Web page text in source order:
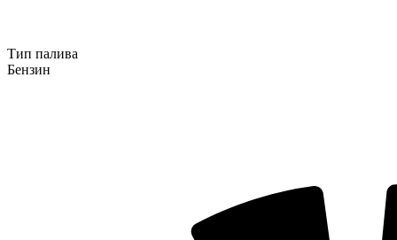
Тип палива
Бензин